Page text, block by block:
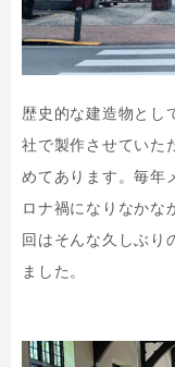
歴史的な建造物とし
社で製作させていた
めてあります。毎年
ロナ禍になりなかな
回はそんな久しぶり
ました。